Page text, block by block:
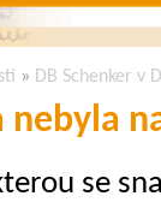
» DB Schenker v
nebyla
se